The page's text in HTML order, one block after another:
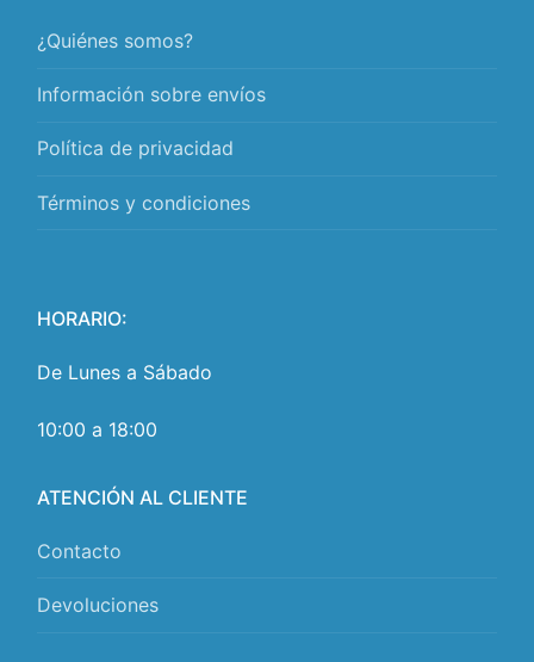
¿Quiénes somos?
Información sobre envíos
Política de privacidad
Términos y condiciones
HORARIO:
De Lunes a Sábado
10:00 a 18:00
ATENCIÓN AL CLIENTE
Contacto
Devoluciones